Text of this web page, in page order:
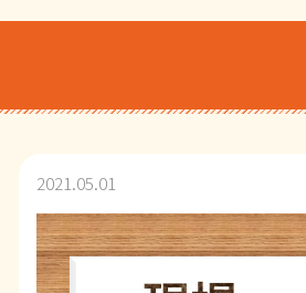
2021.05.01